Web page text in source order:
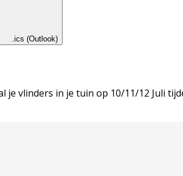
.ics (Outlook)
je vlinders in je tuin op 10/11/12 Juli